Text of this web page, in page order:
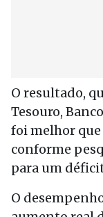
O resultado,
Tesouro,
foi melhor que
conforme
para um
O